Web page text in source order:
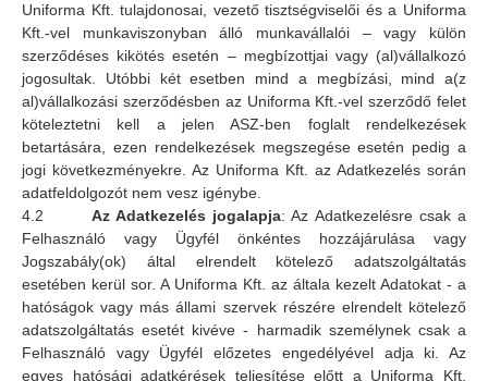
Uniforma Kft. tulajdonosai, vezető tisztségviselői és a Uniforma
Kft.-vel munkaviszonyban álló munkavállalói – vagy külön
szerződéses kikötés esetén – megbízottjai vagy (al)vállalkozó
jogosultak. Utóbbi két esetben mind a megbízási, mind a(z
al)vállalkozási szerződésben az Uniforma Kft.-vel szerződő felet
köteleztetni kell a jelen ASZ-ben foglalt rendelkezések
betartására, ezen rendelkezések megszegése esetén pedig a
jogi következményekre. Az Uniforma Kft. az Adatkezelés során
adatfeldolgozót nem vesz igénybe.
4.2 Az Adatkezelés jogalapja: Az Adatkezelésre csak a
Felhasználó vagy Ügyfél önkéntes hozzájárulása vagy
Jogszabály(ok) által elrendelt kötelező adatszolgáltatás
esetében kerül sor. A Uniforma Kft. az általa kezelt Adatokat - a
hatóságok vagy más állami szervek részére elrendelt kötelező
adatszolgáltatás esetét kivéve - harmadik személynek csak a
Felhasználó vagy Ügyfél előzetes engedélyével adja ki. Az
egyes hatósági adatkérések teljesítése előtt a Uniforma Kft.